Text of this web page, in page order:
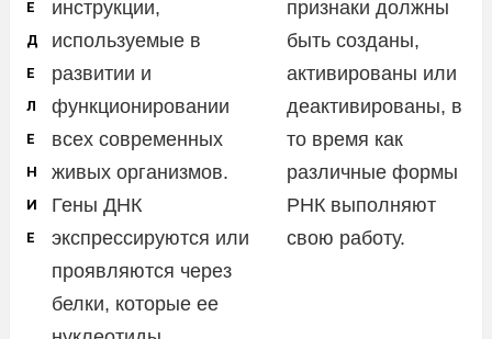
Е
Д
Е
Л
Е
Н
И
Е
инструкции,
используемые в
развитии и
функционировании
всех современных
живых организмов.
Гены ДНК
экспрессируются или
проявляются через
белки, которые ее
признаки должны
быть созданы,
активированы или
деактивированы, в
то время как
различные формы
РНК выполняют
свою работу.